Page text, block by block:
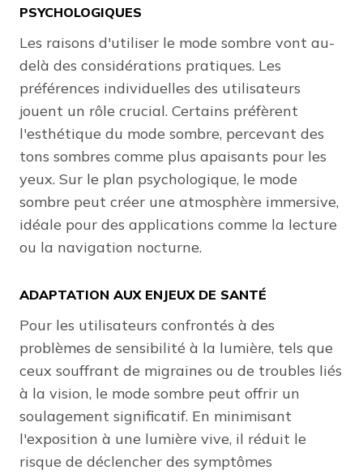
PSYCHOLOGIQUES
Les raisons d'utiliser le mode sombre vont au-
delà des considérations pratiques. Les
préférences individuelles des utilisateurs
jouent un rôle crucial. Certains préfèrent
l'esthétique du mode sombre, percevant des
tons sombres comme plus apaisants pour les
yeux. Sur le plan psychologique, le mode
sombre peut créer une atmosphère immersive,
idéale pour des applications comme la lecture
ou la navigation nocturne.
ADAPTATION AUX ENJEUX DE SANTÉ
Pour les utilisateurs confrontés à des
problèmes de sensibilité à la lumière, tels que
ceux souffrant de migraines ou de troubles liés
à la vision, le mode sombre peut offrir un
soulagement significatif. En minimisant
l'exposition à une lumière vive, il réduit le
risque de déclencher des symptômes